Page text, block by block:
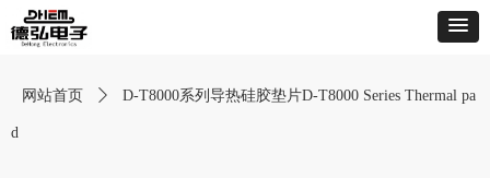
网站首页 ꄲ D-T8000系列导热硅胶垫片D-T8000 Series Thermal pa
d